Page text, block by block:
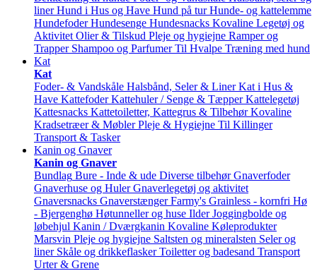
liner Hund i Hus og Have Hund på tur Hunde- og kattelemme
Hundefoder Hundesenge Hundesnacks Kovaline Legetøj og
Aktivitet Olier & Tilskud Pleje og hygiejne Ramper og
Trapper Shampoo og Parfumer Til Hvalpe Træning med hund
Kat
Kat
Foder- & Vandskåle Halsbånd, Seler & Liner Kat i Hus &
Have Kattefoder Kattehuler / Senge & Tæpper Kattelegetøj
Kattesnacks Kattetoiletter, Kattegrus & Tilbehør Kovaline
Kradsetræer & Møbler Pleje & Hygiejne Til Killinger
Transport & Tasker
Kanin og Gnaver
Kanin og Gnaver
Bundlag Bure - Inde & ude Diverse tilbehør Gnaverfoder
Gnaverhuse og Huler Gnaverlegetøj og aktivitet
Gnaversnacks Gnaverstænger Farmy's Grainless - kornfri Hø
- Bjergenghø Høtunneller og huse Ilder Joggingbolde og
løbehjul Kanin / Dværgkanin Kovaline Køleprodukter
Marsvin Pleje og hygiejne Saltsten og mineralsten Seler og
liner Skåle og drikkeflasker Toiletter og badesand Transport
Urter & Grene